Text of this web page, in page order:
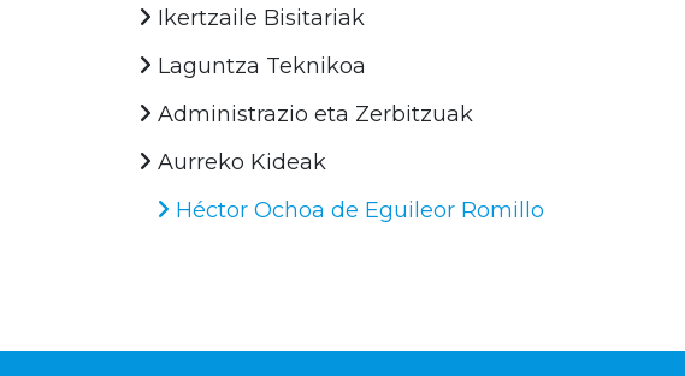
Ikertzaile Bisitariak
Laguntza Teknikoa
Administrazio eta Zerbitzuak
Aurreko Kideak
Héctor Ochoa de Eguileor Romillo